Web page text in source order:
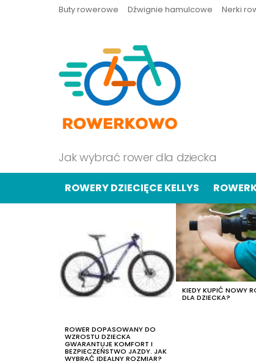
Buty rowerowe Dźwignie hamulcowe Nerki
Jak wybrać rower dla dziecka
ROWERY DZIECIĘCE KELLYS
ROWER DOPASOWANY DO
WZROSTU DZIECKA
GWARANTUJE KOMFORT I
BEZPIECZEŃSTWO JAZDY. JAK
WYBRAĆ IDEALNY ROZMIAR?
KIEDY KUPIĆ NOWY
DLA DZIECKA?